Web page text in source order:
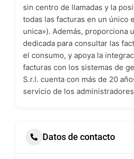
sin centro de llamadas y la
todas las facturas en un único
unica»). Además, proporciona
dedicada para consultar las
el consumo, y apoya la
facturas con los sistemas de
S.r.l. cuenta con más de 20
servicio de los
Datos de contacto